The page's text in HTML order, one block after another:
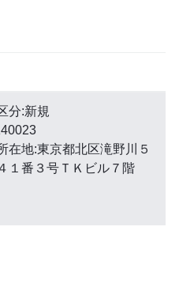
分:新規
在地:東京都北区滝野川５
１番３号ＴＫビル７階